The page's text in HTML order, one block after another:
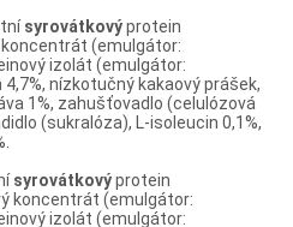
syrovátkovýprotein
(emulgátor:
izolát (emulgátor:
4,7%, nízkotučný kakaový prášek,
1%, zahušťovadlo (celulózová
(sukralóza), L-isoleucin 0,1%,
syrovátkovýprotein
koncentrát (emulgátor:
izolát (emulgátor: